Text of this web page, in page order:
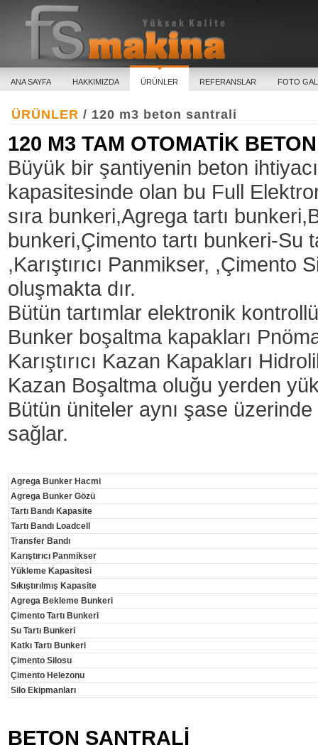
ANA SAYFA HAKKIMIZDA ÜRÜNLER REFERANSLAR FOTO
ÜRÜNLER / 120 m3 beton santrali
120 M3 TAM OTOMATİK
Büyük bir şantiyenin beton
kapasitesinde olan bu Full
sıra bunkeri,Agrega tartı
bunkeri,Çimento tartı bunkeri-Su
,Karıştırıcı Panmikser,
oluşmakta dır.
Bütün tartımlar elektronik
Bunker boşaltma kapakları
Karıştırıcı Kazan Kapakları
Kazan Boşaltma oluğu yerden
Bütün üniteler aynı şase
sağlar.
Agrega Bunker Hacmi
Agrega Bunker Gözü
Tartı Bandı Kapasite
Tartı Bandı Loadcell
Transfer Bandı
Karıştırıcı Panmikser
Yükleme Kapasitesi
Sıkıştırılmış Kapasite
Agrega Bekleme Bunkeri
Çimento Tartı Bunkeri
Su Tartı Bunkeri
Katkı Tartı Bunkeri
Çimento Silosu
Çimento Helezonu
Silo Ekipmanları
BETON SANTRALİ